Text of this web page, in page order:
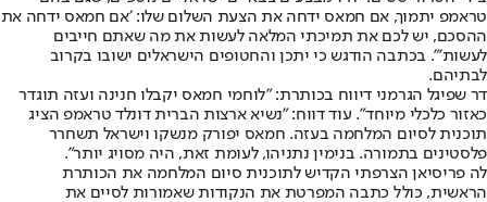
טראמפ יתמוך, אם חמאס ידחה את הצעת השלום שלו: ׳אם חמאס ידחה את
ההסכם, יש לכם את תמיכתי המלאה לעשות את מה שאתם חייבים
לעשות׳״. בכתבה הודגש כי יתכן והחטופים הישראלים ישובו בקרוב
לבתיהם.
דר שפיגל הגרמני דיווח בכותרת: ״לוחמי חמאס יקבלו חנינה ועזה תוגדר
כאזור כלכלי מיוחד״. עוד דווח: ״נשיא ארצות הברית דונלד טראמפ הציג
תוכנית לסיום המלחמה בעזה. חמאס יפורק מנשקו וישראל תשחרר
פלסטינים בתמורה. בנימין נתניהו, לעומת זאת, היה מסויג יותר״.
לה פריסיאן הצרפתי הקדיש לתוכנית סיום המלחמה את הכותרת
הראשית, כולל כתבה המפרטת את הנקודות שאמורות לסיים את